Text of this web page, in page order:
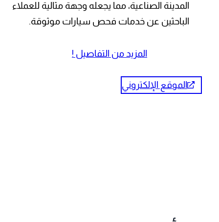
المزيد من التفاصيل !
الموقع الإلكتروني